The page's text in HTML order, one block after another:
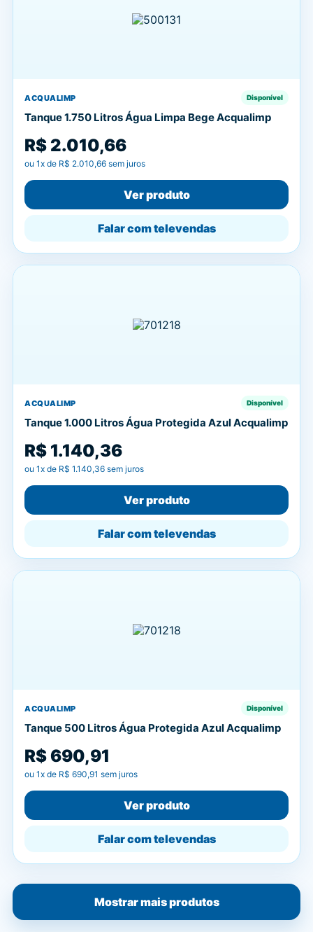
ACQUALIMP Disponível
Tanque 1.750 Litros Água Limpa Bege Acqualimp
R$ 2.010,66
ou 1x de R$ 2.010,66 sem juros
Ver produto
Falar com televendas
ACQUALIMP Disponível
Tanque 1.000 Litros Água Protegida Azul Acqualimp
R$ 1.140,36
ou 1x de R$ 1.140,36 sem juros
Ver produto
Falar com televendas
ACQUALIMP Disponível
Tanque 500 Litros Água Protegida Azul Acqualimp
R$ 690,91
ou 1x de R$ 690,91 sem juros
Ver produto
Falar com televendas
Mostrar mais produtos